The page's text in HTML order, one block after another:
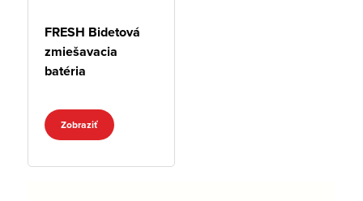
FRESH Bidetová
zmiešavacia
batéria
Zobraziť